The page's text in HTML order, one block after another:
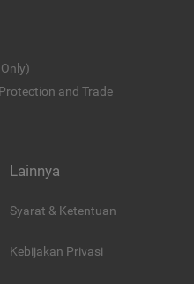
and Trade
Lainnya
Syarat & Ketentuan
Kebijakan Privasi